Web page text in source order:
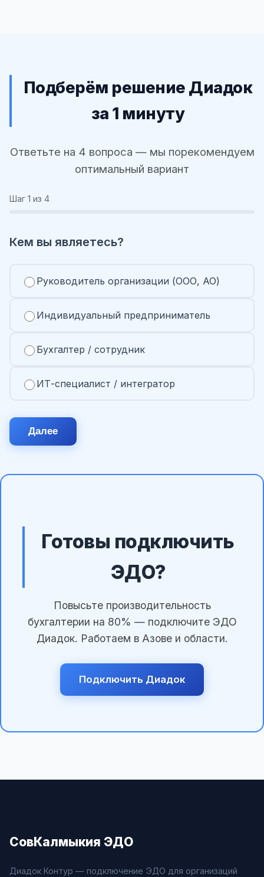
Подберём решение Диадок
за 1 минуту
Ответьте на 4 вопроса — мы порекомендуем
оптимальный вариант
Шаг 1 из 4
Кем вы являетесь?
Руководитель организации (ООО, АО)
Индивидуальный предприниматель
Бухгалтер / сотрудник
ИТ-специалист / интегратор
Далее
Готовы подключить
ЭДО?
Повысьте производительность
бухгалтерии на 80% — подключите ЭДО
Диадок. Работаем в Азове и области.
Подключить Диадок
СовКалмыкия ЭДО
Диадок Контур — подключение ЭДО для организаций